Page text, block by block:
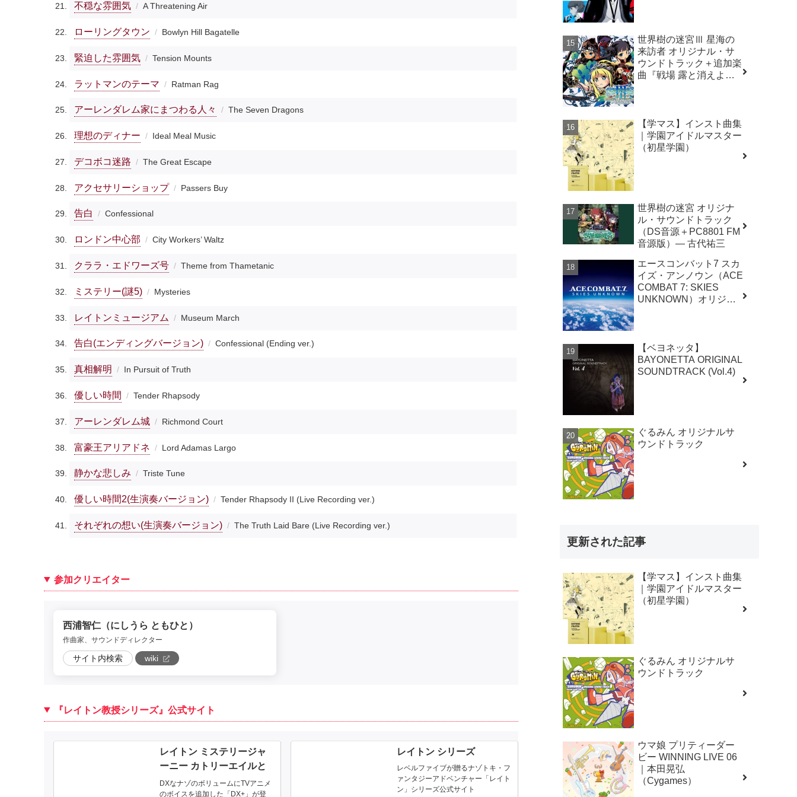
不穏な雰囲気 A Threatening Air
ローリングタウン Bowlyn Hill Bagatelle
緊迫した雰囲気 Tension Mounts
ラットマンのテーマ Ratman Rag
アーレンダレム家にまつわる人々 The Seven Dragons
理想のディナー Ideal Meal Music
デコボコ迷路 The Great Escape
アクセサリーショップ Passers Buy
告白 Confessional
ロンドン中心部 City Workers’ Waltz
クララ・エドワーズ号 Theme from Thametanic
ミステリー(謎5) Mysteries
レイトンミュージアム Museum March
告白(エンディングバージョン) Confessional (Ending ver.)
真相解明 In Pursuit of Truth
優しい時間 Tender Rhapsody
アーレンダレム城 Richmond Court
富豪王アリアドネ Lord Adamas Largo
静かな悲しみ Triste Tune
優しい時間2(生演奏バージョン) Tender Rhapsody II (Live Recording ver.)
それぞれの想い(生演奏バージョン) The Truth Laid Bare (Live Recording ver.)
『レイトン教授シリーズ』公式サイト
レイトン ミステリージャ
ーニー カトリーエイルと
大富豪の陰謀 DX+
DXなナゾのボリュームにTVアニメ
のボイスを追加した「DX+」が登
レイトン シリーズ
レベルファイブが贈るナゾトキ・フ
ァンタジーアドベンチャー「レイト
ン」シリーズ公式サイト
参加クリエイター
西浦智仁（にしうら ともひと）
作曲家、サウンドディレクター
サイト内検索 wiki
世界樹の迷宮Ⅲ 星海の
来訪者 オリジナル・サ
ウンドトラック＋追加楽
曲『戦場 露と消えよ』
【学マス】インスト曲集
｜学園アイドルマスター
（初星学園）
世界樹の迷宮 オリジナ
ル・サウンドトラック
（DS音源＋PC8801 FM
音源版）― 古代祐三
エースコンバット7 スカ
イズ・アンノウン（ACE
COMBAT 7: SKIES
UNKNOWN）オリジナ
【ベヨネッタ】
BAYONETTA ORIGINAL
SOUNDTRACK (Vol.4)
ぐるみん オリジナルサ
ウンドトラック
更新された記事
【学マス】インスト曲集
｜学園アイドルマスター
（初星学園）
ぐるみん オリジナルサ
ウンドトラック
ウマ娘 プリティーダー
ビー WINNING LIVE 06
｜本田晃弘
（Cygames）